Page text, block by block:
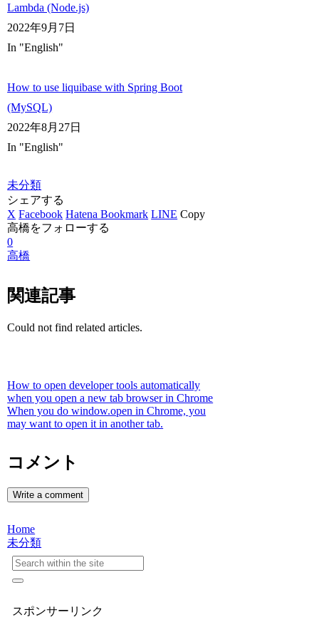
Lambda (Node.js)
2022年9月7日
In "English"
How to use liquibase with Spring Boot
(MySQL)
2022年8月27日
In "English"
未分類
シェアする
X Facebook Hatena Bookmark LINE Copy
高橋をフォローする
0
高橋
関連記事
Could not find related articles.
How to open developer tools automatically
when you open a new tab browser in Chrome
When you do window.open in Chrome, you
may want to open it in another tab.
コメント
Write a comment
Home
未分類
スポンサーリンク